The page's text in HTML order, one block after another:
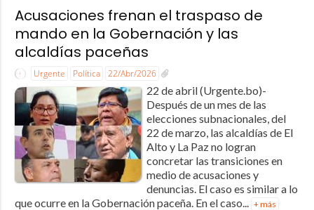
Acusaciones frenan el traspaso de
mando en la Gobernación y las
alcaldías paceñas
Urgente Política 22/Abr/2026
22 de abril (Urgente.bo)-
Después de un mes de las
elecciones subnacionales, del
22 de marzo, las alcaldías de El
Alto y La Paz no logran
concretar las transiciones en
medio de acusaciones y
denuncias. El caso es similar a lo
que ocurre en la Gobernación paceña. En el caso... + más